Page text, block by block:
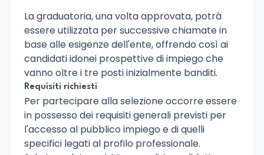
La graduatoria, una volta approvata, potrà
essere utilizzata per successive chiamate in
base alle esigenze dell'ente, offrendo così ai
candidati idonei prospettive di impiego che
vanno oltre i tre posti inizialmente banditi.
Requisiti richiesti
Per partecipare alla selezione occorre essere
in possesso dei requisiti generali previsti per
l'accesso al pubblico impiego e di quelli
specifici legati al profilo professionale.